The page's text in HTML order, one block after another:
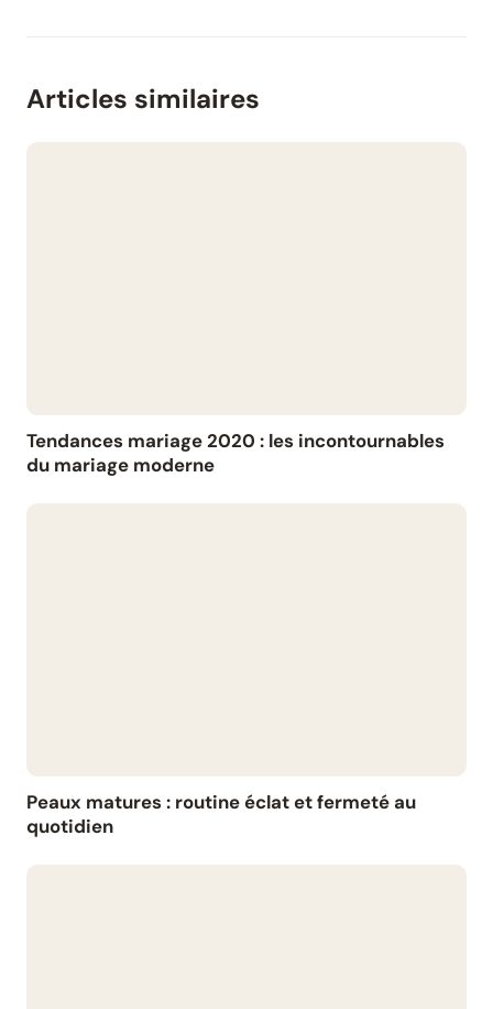
Articles similaires
Tendances mariage 2020 : les incontournables
du mariage moderne
Peaux matures : routine éclat et fermeté au
quotidien